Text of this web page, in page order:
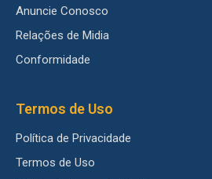
Anuncie Conosco
Relações de Midia
Conformidade
Termos de Uso
Política de Privacidade
Termos de Uso